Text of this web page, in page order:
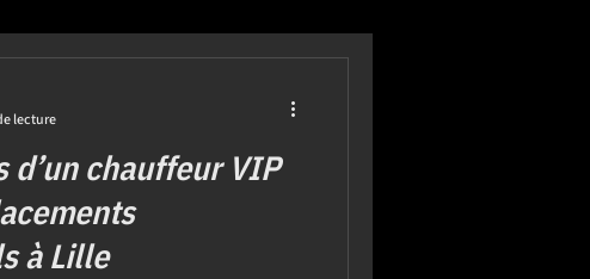
d’un chauffeur VIP
à Lille
lecture